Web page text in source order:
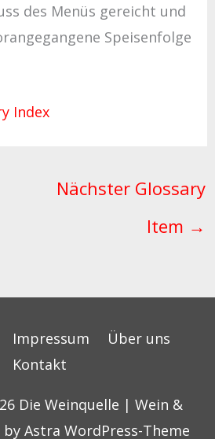
des Menüs gereicht und
Speisenfolge
Index
Nächster Glossary
Item →
Impressum
Über uns
Kontakt
Die Weinquelle | Wein &
Astra WordPress-Theme